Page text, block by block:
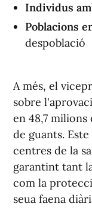
Individus
Poblacions
despoblació
A més, el
sobre
en 48,7
de guants.
centres de la
garantint tant
com la
seua faena